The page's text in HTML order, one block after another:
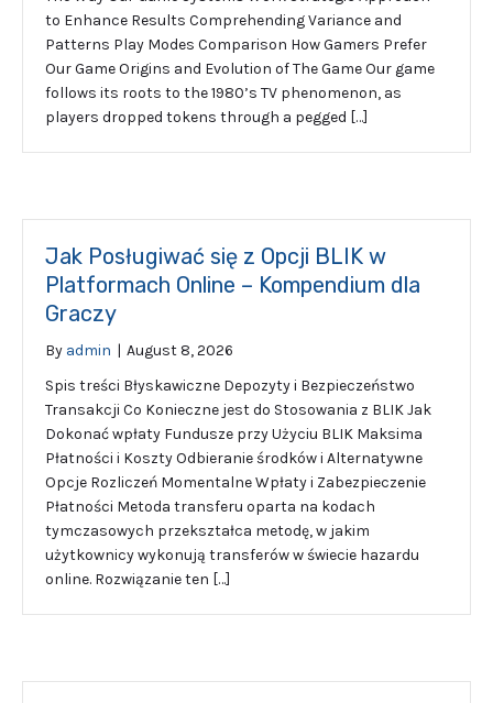
to Enhance Results Comprehending Variance and
Patterns Play Modes Comparison How Gamers Prefer
Our Game Origins and Evolution of The Game Our game
follows its roots to the 1980’s TV phenomenon, as
players dropped tokens through a pegged […]
Jak Posługiwać się z Opcji BLIK w
Platformach Online – Kompendium dla
Graczy
By admin | August 8, 2026
Spis treści Błyskawiczne Depozyty i Bezpieczeństwo
Transakcji Co Konieczne jest do Stosowania z BLIK Jak
Dokonać wpłaty Fundusze przy Użyciu BLIK Maksima
Płatności i Koszty Odbieranie środków i Alternatywne
Opcje Rozliczeń Momentalne Wpłaty i Zabezpieczenie
Płatności Metoda transferu oparta na kodach
tymczasowych przekształca metodę, w jakim
użytkownicy wykonują transferów w świecie hazardu
online. Rozwiązanie ten […]